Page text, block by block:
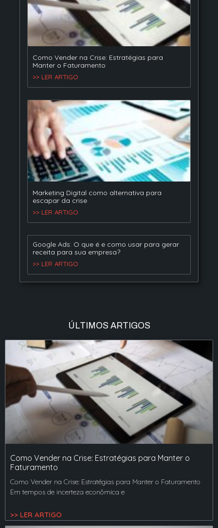
Como Vender na Crise: Estratégias para
Manter o Faturamento
>> LER ARTIGO
Marketing Digital como alternativa para
escapar da crise
>> LER ARTIGO
Google Ads: O que é e como usar para gerar
receita para sua empresa?
>> LER ARTIGO
ÚLTIMOS ARTIGOS
Como Vender na Crise: Estratégias para Manter o
Faturamento
Como Vender na Crise: Estratégias para Manter o Faturamento
Em tempos de incerteza econômica e
>> LER ARTIGO